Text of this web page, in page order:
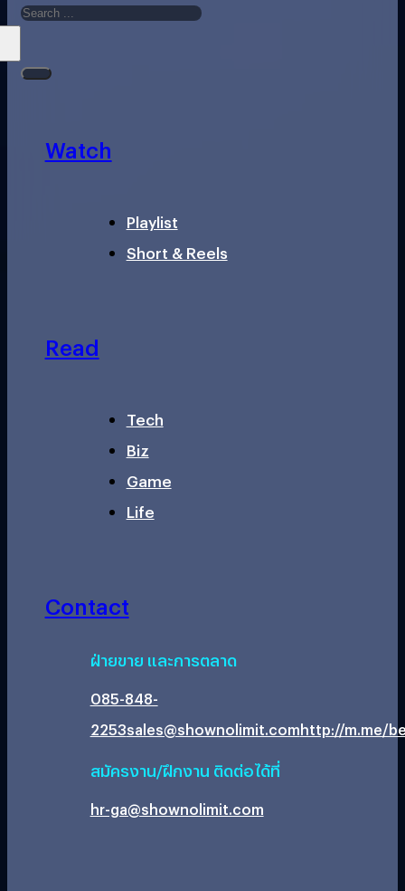
Watch
Playlist
Short & Reels
Read
Tech
Biz
Game
Life
Contact
ฝ่ายขาย และการตลาด
085-848-
2253sales@shownolimit.comhttp://m.me/
สมัครงาน/ฝึกงาน ติดต่อได้ที่
hr-ga@shownolimit.com